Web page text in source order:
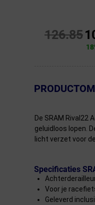
126.85
← Terug naar
De SRAM
geluidloos lopen.
licht verzet voor
Specificaties
Voor je
Geleverd